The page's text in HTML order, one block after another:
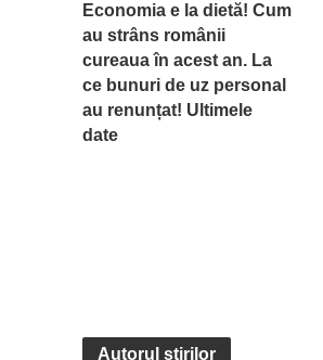
Economia e la dietă! Cum
au strâns românii
cureaua în acest an. La
ce bunuri de uz personal
au renunțat! Ultimele
date
Autorul știrilor